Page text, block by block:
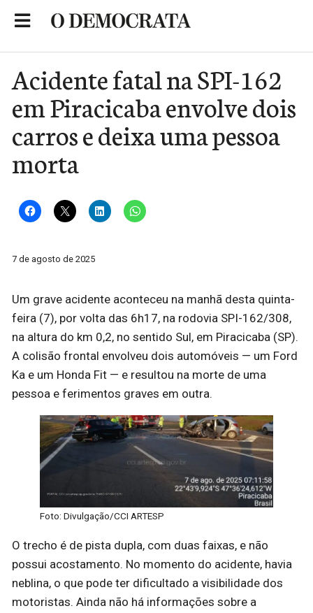
Acidente fatal na SPI-162
em Piracicaba envolve dois
carros e deixa uma pessoa
morta
7 de agosto de 2025
Um grave acidente aconteceu na manhã desta quinta-
feira (7), por volta das 6h17, na rodovia SPI-162/308,
na altura do km 0,2, no sentido Sul, em Piracicaba (SP).
A colisão frontal envolveu dois automóveis — um Ford
Ka e um Honda Fit — e resultou na morte de uma
pessoa e ferimentos graves em outra.
Foto: Divulgação/CCI ARTESP
O trecho é de pista dupla, com duas faixas, e não
possui acostamento. No momento do acidente, havia
neblina, o que pode ter dificultado a visibilidade dos
motoristas. Ainda não há informações sobre a